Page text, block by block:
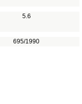
5.6
695/1990